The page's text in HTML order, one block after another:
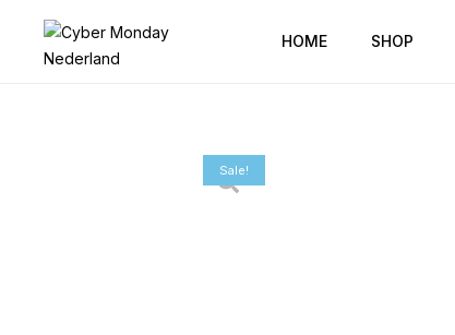
HOME SHOP
Sale!